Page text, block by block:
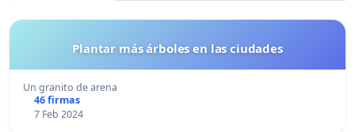
Plantar más árboles en las ciudades
Un granito de arena
46 firmas
7 Feb 2024